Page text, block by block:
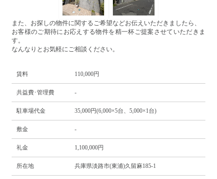
また、お探しの物件に関するご希望などお伝えいただきましたら、
お客様のご期待にお応えする物件を精一杯ご提案させていただきま
す。
なんなりとお気軽にご相談ください。
賃料 110,000円
共益費･管理費 -
駐車場代金 35,000円(6,000×5台、5,000×1台)
敷金 -
礼金 1,100,000円
所在地 兵庫県淡路市(東浦)久留麻185-1